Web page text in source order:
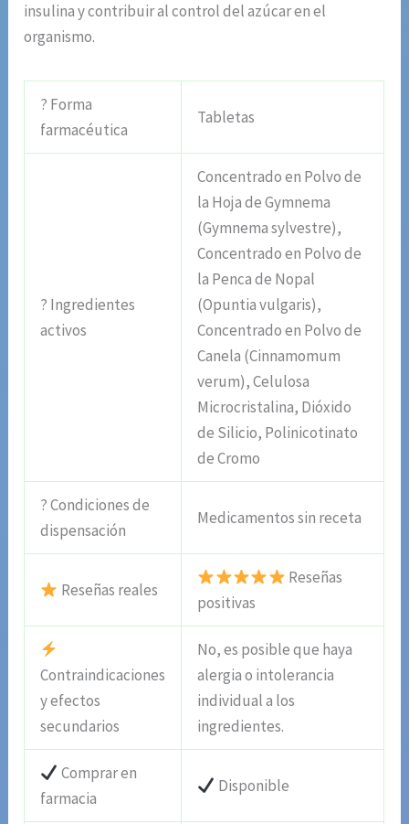
insulina y contribuir al control del azúcar en el
organismo.
? Forma
farmacéutica
Tabletas
? Ingredientes
activos
Concentrado en Polvo de
la Hoja de Gymnema
(Gymnema sylvestre),
Concentrado en Polvo de
la Penca de Nopal
(Opuntia vulgaris),
Concentrado en Polvo de
Canela (Cinnamomum
verum), Celulosa
Microcristalina, Dióxido
de Silicio, Polinicotinato
de Cromo
? Condiciones de
dispensación
Medicamentos sin receta
Reseñas reales
Reseñas
positivas
Contraindicaciones
y efectos
secundarios
No, es posible que haya
alergia o intolerancia
individual a los
ingredientes.
Comprar en
farmacia
Disponible